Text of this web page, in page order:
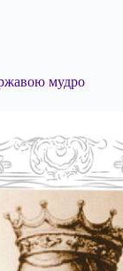
мудро